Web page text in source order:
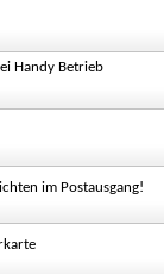
Handy Betrieb
im Postausgang!